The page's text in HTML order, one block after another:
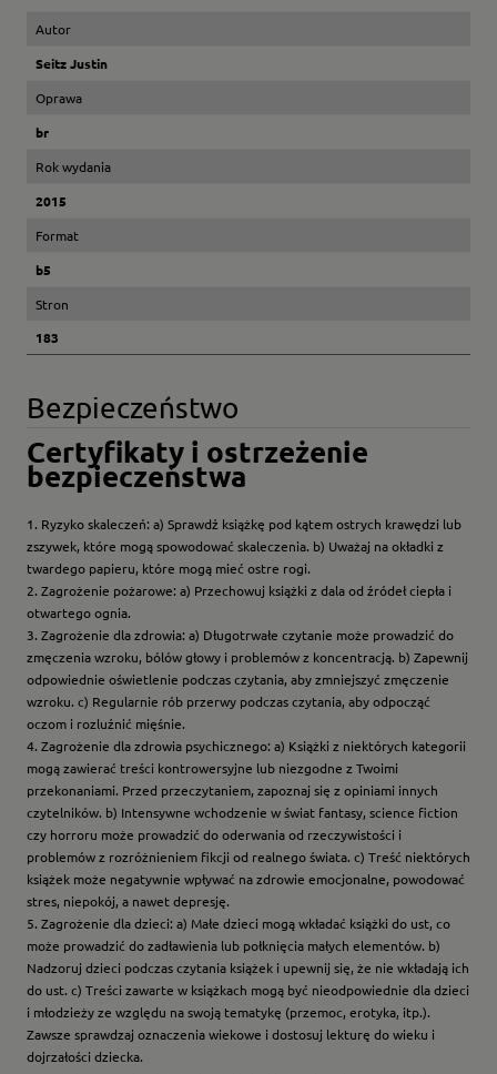
Autor
Seitz Justin
Oprawa
br
Rok wydania
2015
Format
b5
Stron
183
Bezpieczeństwo
Certyfikaty i ostrzeżenie
bezpieczeństwa
1. Ryzyko skaleczeń: a) Sprawdź książkę pod kątem ostrych krawędzi lub
zszywek, które mogą spowodować skaleczenia. b) Uważaj na okładki z
twardego papieru, które mogą mieć ostre rogi.
2. Zagrożenie pożarowe: a) Przechowuj książki z dala od źródeł ciepła i
otwartego ognia.
3. Zagrożenie dla zdrowia: a) Długotrwałe czytanie może prowadzić do
zmęczenia wzroku, bólów głowy i problemów z koncentracją. b) Zapewnij
odpowiednie oświetlenie podczas czytania, aby zmniejszyć zmęczenie
wzroku. c) Regularnie rób przerwy podczas czytania, aby odpocząć
oczom i rozluźnić mięśnie.
4. Zagrożenie dla zdrowia psychicznego: a) Książki z niektórych kategorii
mogą zawierać treści kontrowersyjne lub niezgodne z Twoimi
przekonaniami. Przed przeczytaniem, zapoznaj się z opiniami innych
czytelników. b) Intensywne wchodzenie w świat fantasy, science fiction
czy horroru może prowadzić do oderwania od rzeczywistości i
problemów z rozróżnieniem fikcji od realnego świata. c) Treść niektórych
książek może negatywnie wpływać na zdrowie emocjonalne, powodować
stres, niepokój, a nawet depresję.
5. Zagrożenie dla dzieci: a) Małe dzieci mogą wkładać książki do ust, co
może prowadzić do zadławienia lub połknięcia małych elementów. b)
Nadzoruj dzieci podczas czytania książek i upewnij się, że nie wkładają ich
do ust. c) Treści zawarte w książkach mogą być nieodpowiednie dla dzieci
i młodzieży ze względu na swoją tematykę (przemoc, erotyka, itp.).
Zawsze sprawdzaj oznaczenia wiekowe i dostosuj lekturę do wieku i
dojrzałości dziecka.